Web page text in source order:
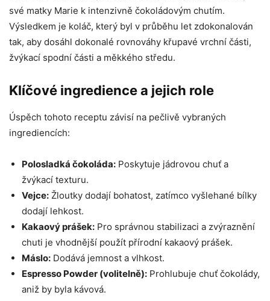
své matky Marie k intenzivně čokoládovým chutím.
Výsledkem je koláč, který byl v průběhu let zdokonalován
tak, aby dosáhl dokonalé rovnováhy křupavé vrchní části,
žvýkací spodní části a měkkého středu.
Klíčové ingredience a jejich role
Úspěch tohoto receptu závisí na pečlivě vybraných
ingrediencích:
Polosladká čokoláda: Poskytuje jádrovou chuť a
žvýkací texturu.
Vejce: Žloutky dodají bohatost, zatímco vyšlehané bílky
dodají lehkost.
Kakaový prášek: Pro správnou stabilizaci a zvýraznění
chuti je vhodnější použít přírodní kakaový prášek.
Máslo: Dodává jemnost a vlhkost.
Espresso Powder (volitelně): Prohlubuje chuť čokolády,
aniž by byla kávová.